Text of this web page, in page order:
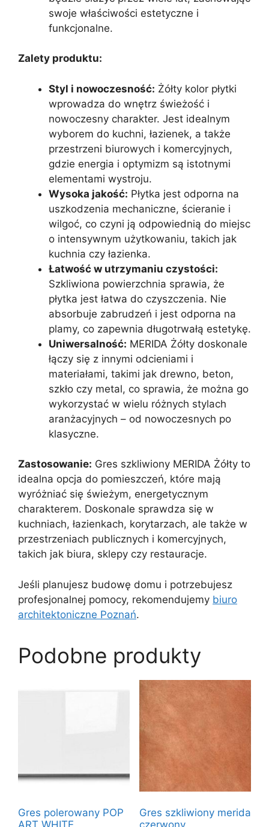
swoje właściwości estetyczne i
funkcjonalne.
Zalety produktu:
Styl i nowoczesność: Żółty kolor płytki
wprowadza do wnętrz świeżość i
nowoczesny charakter. Jest idealnym
wyborem do kuchni, łazienek, a także
przestrzeni biurowych i komercyjnych,
gdzie energia i optymizm są istotnymi
elementami wystroju.
Wysoka jakość: Płytka jest odporna na
uszkodzenia mechaniczne, ścieranie i
wilgoć, co czyni ją odpowiednią do miejsc
o intensywnym użytkowaniu, takich jak
kuchnia czy łazienka.
Łatwość w utrzymaniu czystości:
Szkliwiona powierzchnia sprawia, że
płytka jest łatwa do czyszczenia. Nie
absorbuje zabrudzeń i jest odporna na
plamy, co zapewnia długotrwałą estetykę.
Uniwersalność: MERIDA Żółty doskonale
łączy się z innymi odcieniami i
materiałami, takimi jak drewno, beton,
szkło czy metal, co sprawia, że można go
wykorzystać w wielu różnych stylach
aranżacyjnych – od nowoczesnych po
klasyczne.
Zastosowanie: Gres szkliwiony MERIDA Żółty to
idealna opcja do pomieszczeń, które mają
wyróżniać się świeżym, energetycznym
charakterem. Doskonale sprawdza się w
kuchniach, łazienkach, korytarzach, ale także w
przestrzeniach publicznych i komercyjnych,
takich jak biura, sklepy czy restauracje.
Jeśli planujesz budowę domu i potrzebujesz
profesjonalnej pomocy, rekomendujemy biuro
architektoniczne Poznań.
Podobne produkty
Gres polerowany POP
Gres szkliwiony merida